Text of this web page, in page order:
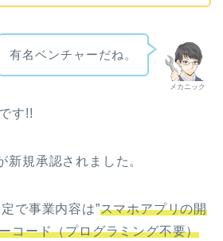
メカニック
有名ベンチャーだね。
です!!
新規承認されました。
で事業内容は”スマホアプリの開
コード（プログラミング不要）